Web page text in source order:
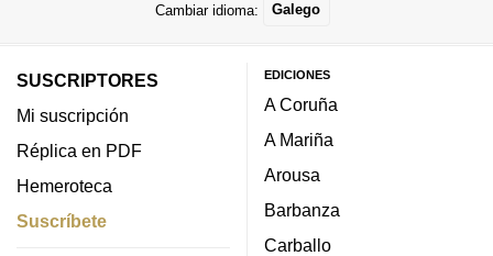
Cambiar idioma: Galego
SUSCRIPTORES
Mi suscripción
Réplica en PDF
Hemeroteca
Suscríbete
EDICIONES
A Coruña
A Mariña
Arousa
Barbanza
Carballo